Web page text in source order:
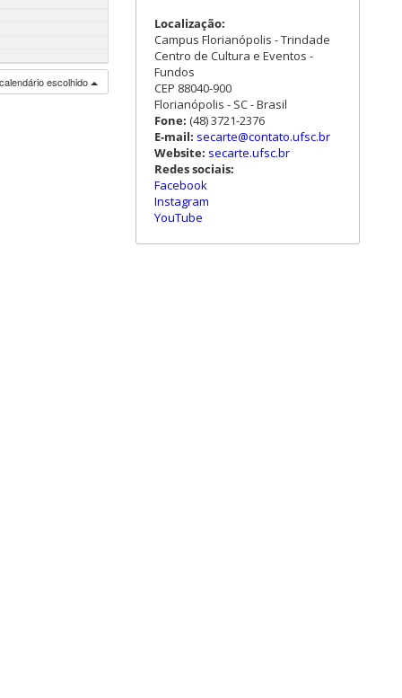
escolhido
Localização:
Campus Florianópolis - Trindade
Centro de Cultura e Eventos -
Fundos
CEP 88040-900
Florianópolis - SC - Brasil
Fone: (48) 3721-2376
E-mail: secarte@contato.ufsc.br
Website: secarte.ufsc.br
Redes sociais:
Facebook
Instagram
YouTube